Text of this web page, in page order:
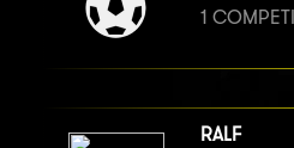
1
RALF